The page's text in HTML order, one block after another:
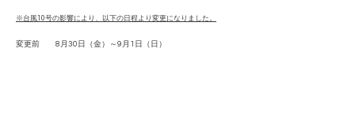
※台風10号の影響により、以下の日程より変更になりました。
変更前 8月30日（金）～9月1日（日）